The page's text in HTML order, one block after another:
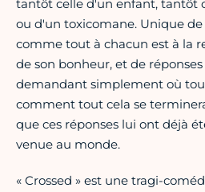
tantôt celle d'un enfant, tantôt
ou d'un toxicomane. Unique
comme tout à chacun est à la
de son bonheur, et de réponses
demandant simplement où
comment tout cela se
que ces réponses lui ont déjà
venue au monde.
« Crossed » est une tragi-